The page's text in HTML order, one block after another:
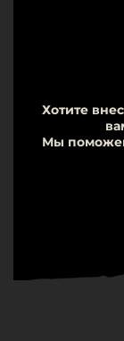
Хотите
Мы